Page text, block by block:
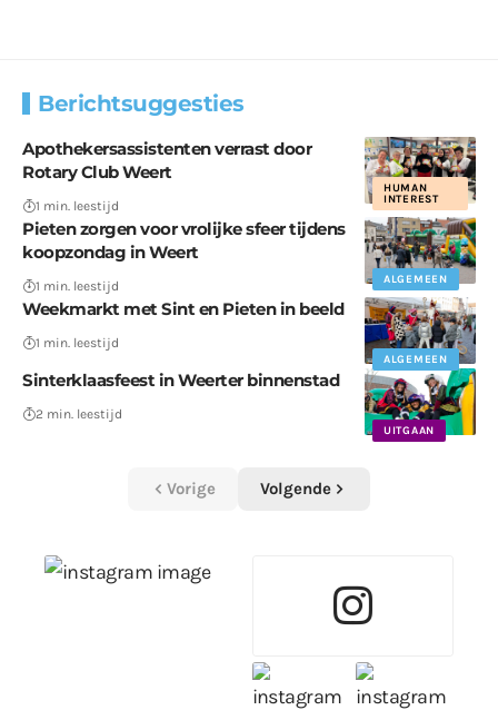
Berichtsuggesties
HUMAN
INTEREST
Apothekersassistenten verrast door
Rotary Club Weert
1 min. leestijd
ALGEMEEN
Pieten zorgen voor vrolijke sfeer tijdens
koopzondag in Weert
1 min. leestijd
ALGEMEEN
Weekmarkt met Sint en Pieten in beeld
1 min. leestijd
UITGAAN
Sinterklaasfeest in Weerter binnenstad
2 min. leestijd
Vorige Volgende